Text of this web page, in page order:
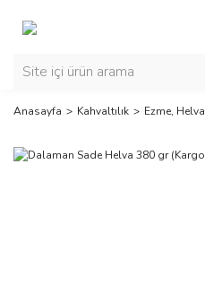
Anasayfa Kahvaltılık Ezme, Helva